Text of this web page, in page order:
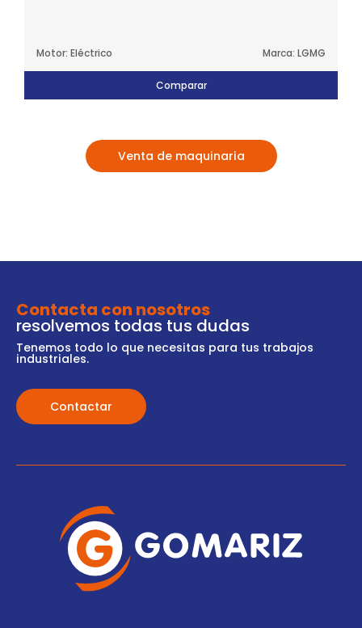
Motor: Eléctrico Marca: LGMG
Comparar
Venta de maquinaria
Contacta con nosotros
resolvemos todas tus dudas
Tenemos todo lo que necesitas para tus trabajos
industriales.
Contactar